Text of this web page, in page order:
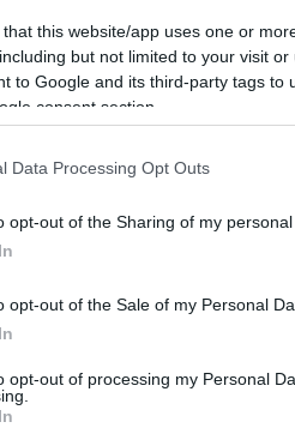
that this website/app uses one or
but not limited to your visit
to Google and its third-party tags to
consent section.
Data Processing Opt Outs
opt-out of the Sharing of my personal
opt-out of the Sale of my Personal
opt-out of processing my Personal
αξιωματούχους, οι
με όπλα Τουρκμένους
σύμφωνα πάντα με
αλλά στηνΑλ
ιδιωτική επιχείρηση
φίλα προσκείμενη